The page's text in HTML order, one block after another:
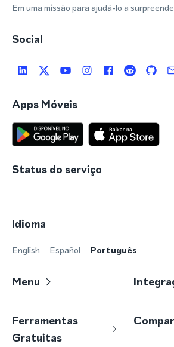
Em uma missão para ajudá-lo a
Social
Apps Móveis
Status do serviço
Idioma
English Español Português
Menu
Ferramentas
Gratuitas